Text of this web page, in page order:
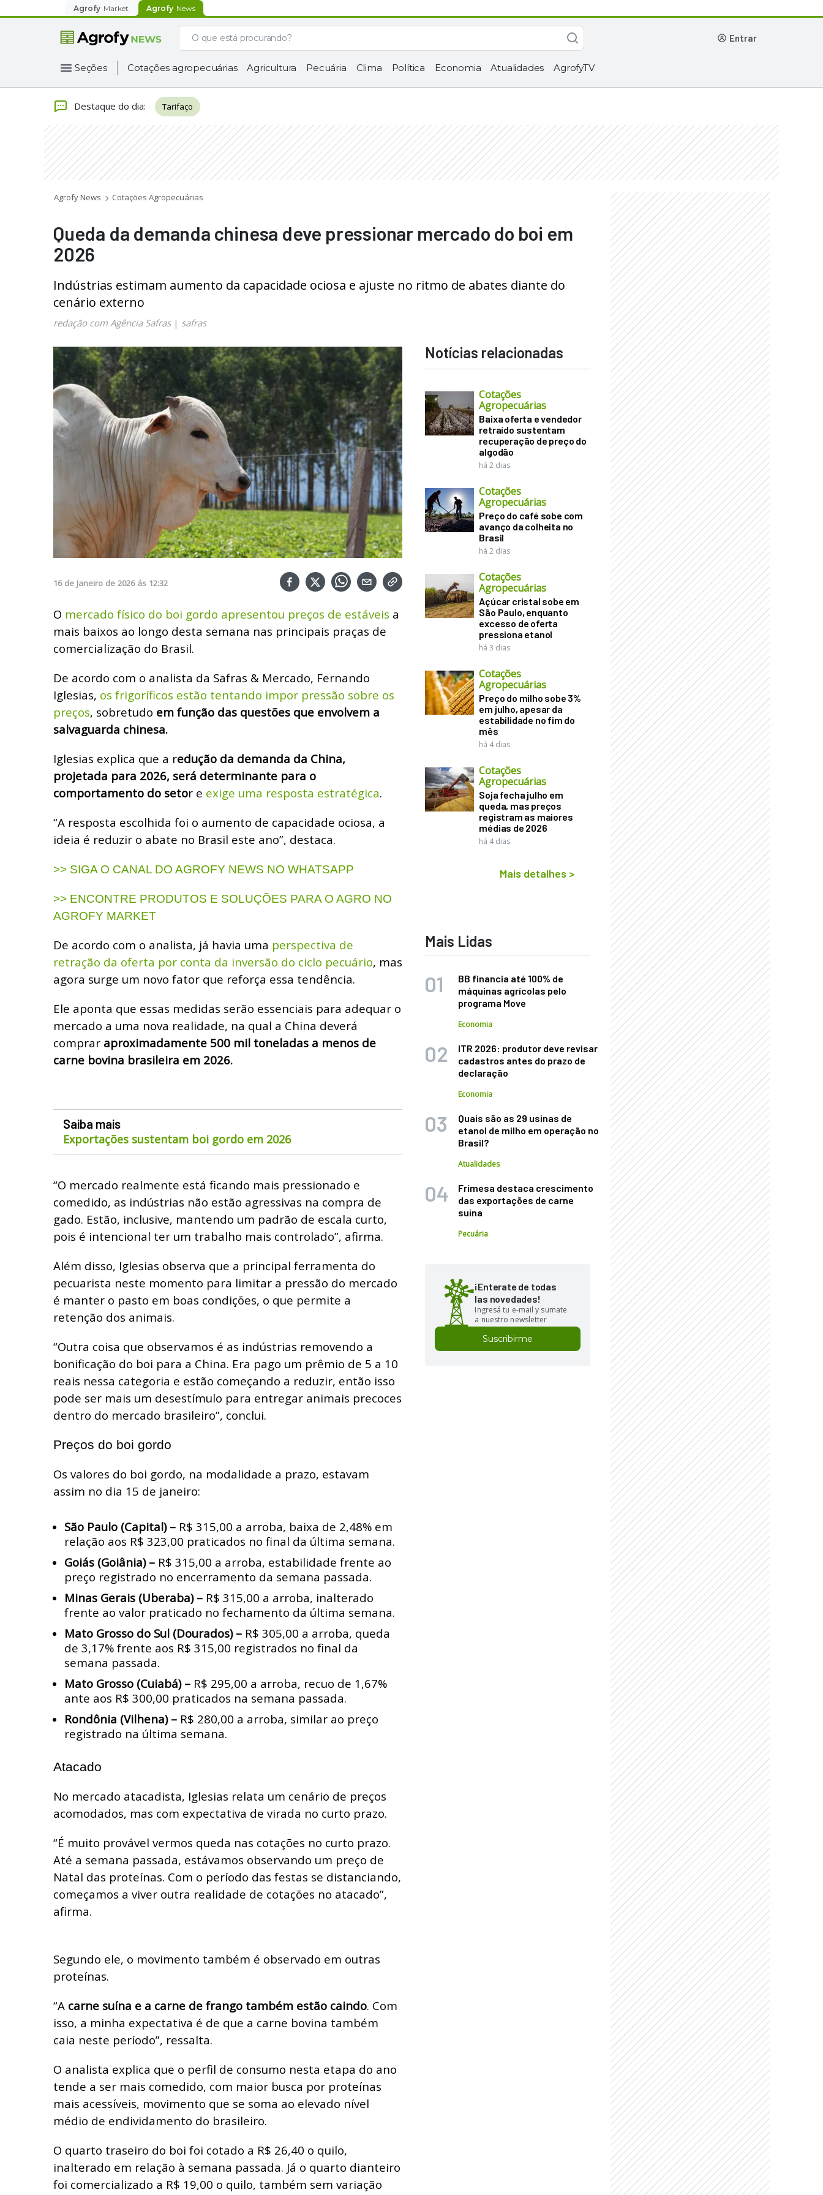
Agrofy Market Agrofy News
entrar
Seções Cotações agropecuárias Agricultura Pecuária Clima Política Economia Atualidades AgrofyTV
Destaque do dia: Tarifaço
Agrofy News Cotações Agropecuárias
Queda da demanda chinesa deve pressionar mercado do boi em
2026
Indústrias estimam aumento da capacidade ociosa e ajuste no ritmo de abates diante do
cenário externo
redação com Agência Safras| safras
16 de Janeiro de 2026 ás 12:32
O mercado físico do boi gordo apresentou preços de estáveis a
mais baixos ao longo desta semana nas principais praças de
comercialização do Brasil.
De acordo com o analista da Safras & Mercado, Fernando
Iglesias, os frigoríficos estão tentando impor pressão sobre os
preços, sobretudo em função das questões que envolvem a
salvaguarda chinesa.
Iglesias explica que a redução da demanda da China,
projetada para 2026, será determinante para o
comportamento do setor e exige uma resposta estratégica.
“A resposta escolhida foi o aumento de capacidade ociosa, a
ideia é reduzir o abate no Brasil este ano”, destaca.
>> SIGA O CANAL DO AGROFY NEWS NO WHATSAPP
>> ENCONTRE PRODUTOS E SOLUÇÕES PARA O AGRO NO
AGROFY MARKET
De acordo com o analista, já havia uma perspectiva de
retração da oferta por conta da inversão do ciclo pecuário, mas
agora surge um novo fator que reforça essa tendência.
Ele aponta que essas medidas serão essenciais para adequar o
mercado a uma nova realidade, na qual a China deverá
comprar aproximadamente 500 mil toneladas a menos de
carne bovina brasileira em 2026.
Saiba mais
Exportações sustentam boi gordo em 2026
“O mercado realmente está ficando mais pressionado e
comedido, as indústrias não estão agressivas na compra de
gado. Estão, inclusive, mantendo um padrão de escala curto,
pois é intencional ter um trabalho mais controlado”, afirma.
Além disso, Iglesias observa que a principal ferramenta do
pecuarista neste momento para limitar a pressão do mercado
é manter o pasto em boas condições, o que permite a
retenção dos animais.
“Outra coisa que observamos é as indústrias removendo a
bonificação do boi para a China. Era pago um prêmio de 5 a 10
reais nessa categoria e estão começando a reduzir, então isso
pode ser mais um desestímulo para entregar animais precoces
dentro do mercado brasileiro”, conclui.
Preços do boi gordo
Os valores do boi gordo, na modalidade a prazo, estavam
assim no dia 15 de janeiro:
São Paulo (Capital) – R$ 315,00 a arroba, baixa de 2,48% em
relação aos R$ 323,00 praticados no final da última semana.
Goiás (Goiânia) – R$ 315,00 a arroba, estabilidade frente ao
preço registrado no encerramento da semana passada.
Minas Gerais (Uberaba) – R$ 315,00 a arroba, inalterado
frente ao valor praticado no fechamento da última semana.
Mato Grosso do Sul (Dourados) – R$ 305,00 a arroba, queda
de 3,17% frente aos R$ 315,00 registrados no final da
semana passada.
Mato Grosso (Cuiabá) – R$ 295,00 a arroba, recuo de 1,67%
ante aos R$ 300,00 praticados na semana passada.
Rondônia (Vilhena) – R$ 280,00 a arroba, similar ao preço
registrado na última semana.
Atacado
No mercado atacadista, Iglesias relata um cenário de preços
acomodados, mas com expectativa de virada no curto prazo.
“É muito provável vermos queda nas cotações no curto prazo.
Até a semana passada, estávamos observando um preço de
Natal das proteínas. Com o período das festas se distanciando,
começamos a viver outra realidade de cotações no atacado”,
afirma.
Segundo ele, o movimento também é observado em outras
proteínas.
“A carne suína e a carne de frango também estão caindo. Com
isso, a minha expectativa é de que a carne bovina também
caia neste período”, ressalta.
O analista explica que o perfil de consumo nesta etapa do ano
tende a ser mais comedido, com maior busca por proteínas
mais acessíveis, movimento que se soma ao elevado nível
médio de endividamento do brasileiro.
O quarto traseiro do boi foi cotado a R$ 26,40 o quilo,
inalterado em relação à semana passada. Já o quarto dianteiro
foi comercializado a R$ 19,00 o quilo, também sem variação
Notícias relacionadas
Cotações
Agropecuárias
Baixa oferta e vendedor
retraído sustentam
recuperação de preço do
algodão
há 2 dias
Cotações
Agropecuárias
Preço do café sobe com
avanço da colheita no
Brasil
há 2 dias
Cotações
Agropecuárias
Açúcar cristal sobe em
São Paulo, enquanto
excesso de oferta
pressiona etanol
há 3 dias
Cotações
Agropecuárias
Preço do milho sobe 3%
em julho, apesar da
estabilidade no fim do
mês
há 4 dias
Cotações
Agropecuárias
Soja fecha julho em
queda, mas preços
registram as maiores
médias de 2026
há 4 dias
Mais detalhes >
Mais Lidas
BB financia até 100% de
máquinas agrícolas pelo
programa Move
Economia
ITR 2026: produtor deve revisar
cadastros antes do prazo de
declaração
Economia
Quais são as 29 usinas de
etanol de milho em operação no
Brasil?
Atualidades
Frimesa destaca crescimento
das exportações de carne
suína
Pecuária
¡Enterate de todas
las novedades!
Ingresá tu e-mail y sumate
a nuestro newsletter
Suscribirme